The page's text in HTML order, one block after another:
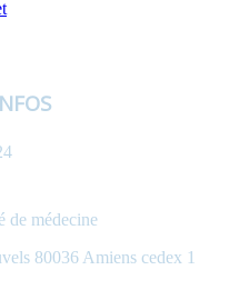
de médecine
80036 Amiens cedex 1